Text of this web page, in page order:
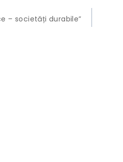
– societăți durabile”